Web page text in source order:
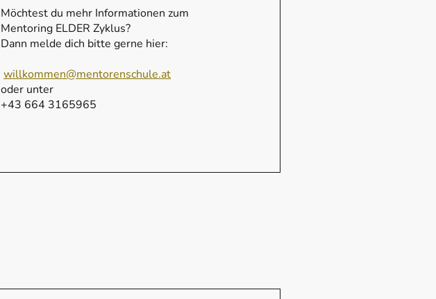
Möchtest du mehr Informationen zum
Mentoring ELDER Zyklus?
Dann melde dich bitte gerne hier:
willkommen@mentorenschule.at
oder unter
+43 664 3165965